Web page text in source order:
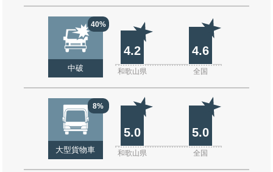
40%
中破
4.2 4.6
和歌山県 全国
8%
大型貨物車
5.0 5.0
和歌山県 全国